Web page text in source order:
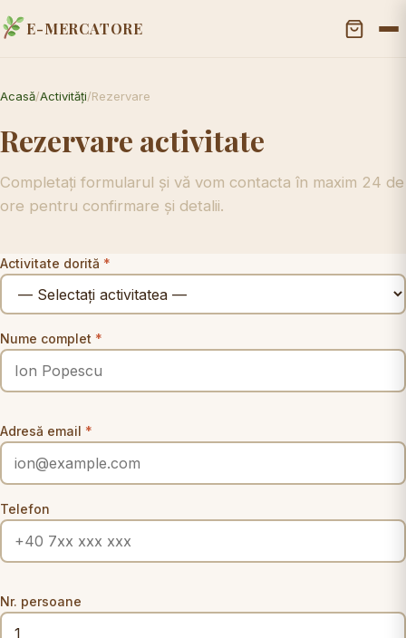
E-MERCATORE
Acasă/Activități/Rezervare
Rezervare activitate
Completați formularul și vă vom contacta în maxim 24 de
ore pentru confirmare și detalii.
Activitate dorită *
Nume complet *
Adresă email *
Telefon
Nr. persoane